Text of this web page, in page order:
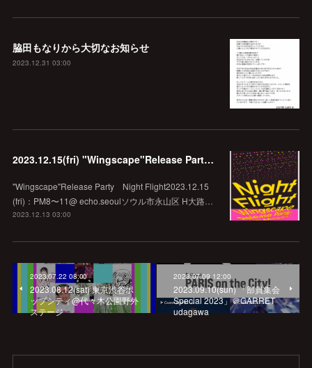
脇田もなりから大切なお知らせ
2023.12.31 03:00
2023.12.15(fri) "Wingscape"Release Party Night Flight @echo.seoul
"Wingscape"Release Party Night Flight2023.12.15
(fri)：PM8〜11@ echo.seoulソウル市永山区 H大路…
2023.12.13 03:00
2023.07.22 08:00
2023.08.12(sat) 東京渋谷ポ
ップシティ@代々木公園野外
ステージ
2023.07.09 12:00
2023.09.10(sun) 「部員集会
Special 2023」＠GARRET
udagawa